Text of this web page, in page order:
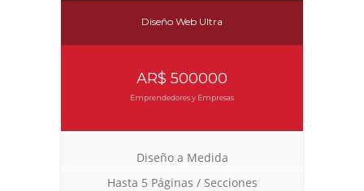
Diseño Web Ultra
AR$ 500000
Emprendedores y Empresas
Diseño a Medida
Hasta 5 Páginas / Secciones